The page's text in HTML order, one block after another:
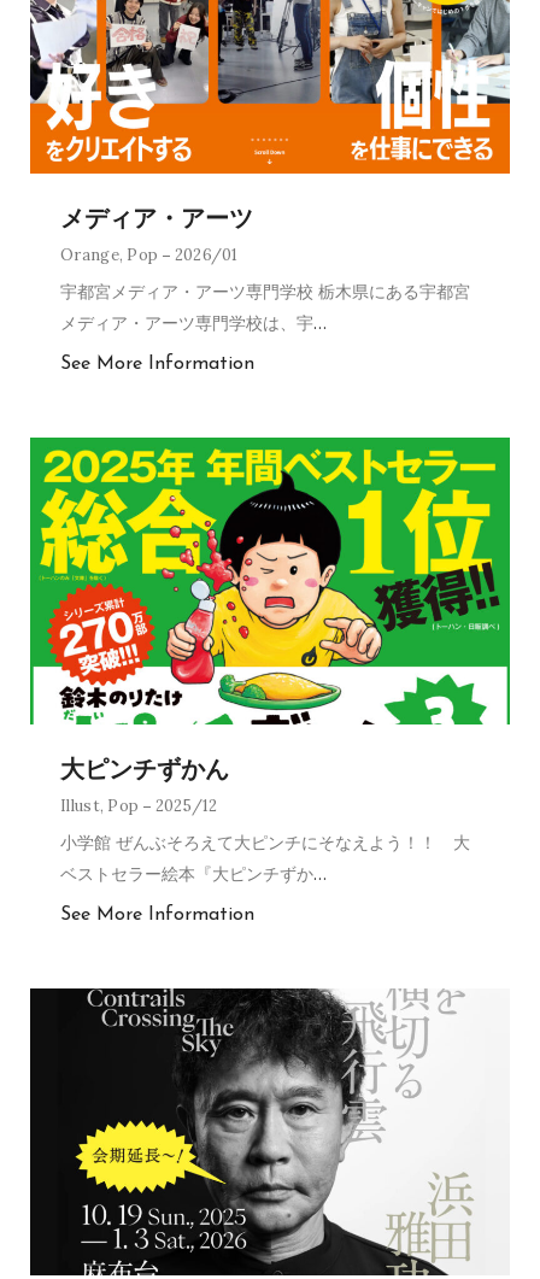
メディア・アーツ
Orange, Pop 2026/01
宇都宮メディア・アーツ専門学校 栃木県にある宇都宮
メディア・アーツ専門学校は、宇…
See More Information
大ピンチずかん
Illust, Pop 2025/12
小学館 ぜんぶそろえて大ピンチにそなえよう！！ 大
ベストセラー絵本『大ピンチずか…
See More Information